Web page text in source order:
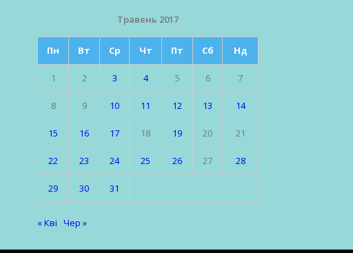
Травень 2017
Пн Вт Ср Чт Пт Сб Нд
1 2 3 4 5 6 7
8 9 10 11 12 13 14
15 16 17 18 19 20 21
22 23 24 25 26 27 28
29 30 31
« Кві Чер »